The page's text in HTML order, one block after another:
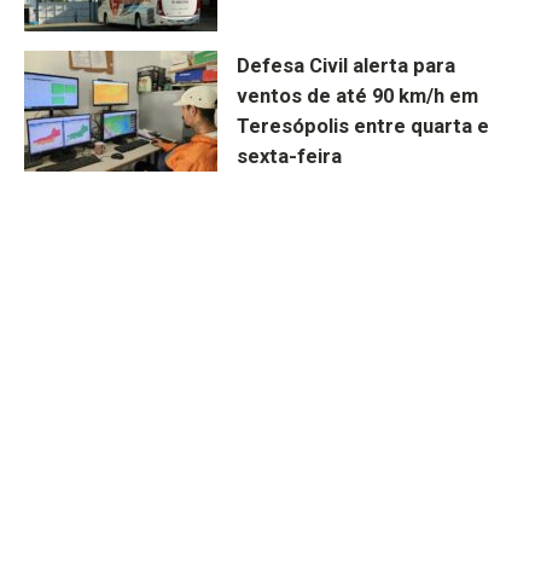
Defesa Civil alerta para
ventos de até 90 km/h em
Teresópolis entre quarta e
sexta-feira